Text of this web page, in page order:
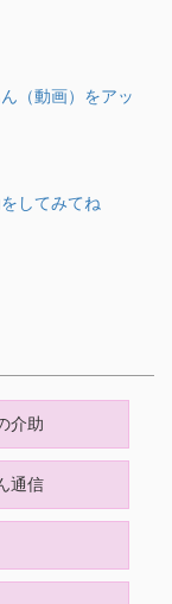
（動画）をアッ
してみてね
介助
通信